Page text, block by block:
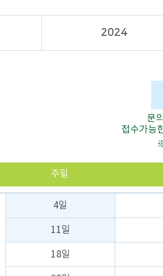
2024
문
접수가능
주일
4일
11일
18일